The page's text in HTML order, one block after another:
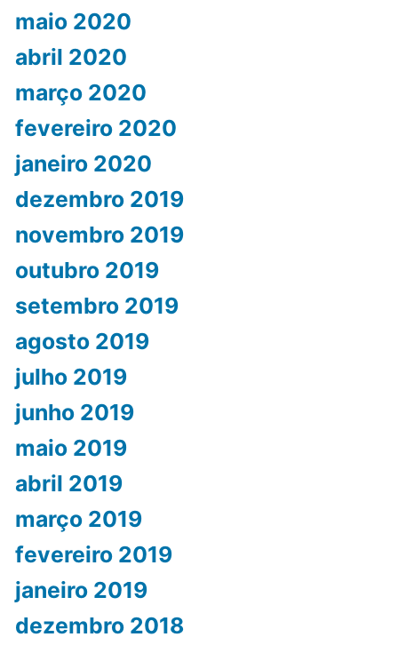
maio 2020
abril 2020
março 2020
fevereiro 2020
janeiro 2020
dezembro 2019
novembro 2019
outubro 2019
setembro 2019
agosto 2019
julho 2019
junho 2019
maio 2019
abril 2019
março 2019
fevereiro 2019
janeiro 2019
dezembro 2018